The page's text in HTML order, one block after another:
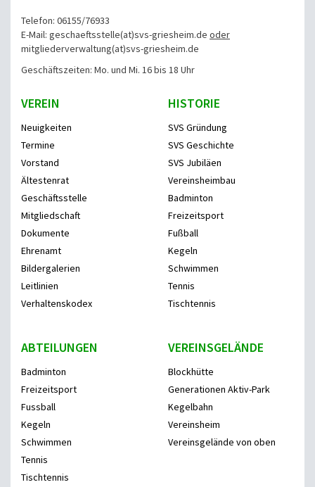
Telefon: 06155/76933
E-Mail: geschaeftsstelle(at)svs-griesheim.de oder
mitgliederverwaltung(at)svs-griesheim.de
Geschäftszeiten: Mo. und Mi. 16 bis 18 Uhr
VEREIN
Neuigkeiten
Termine
Vorstand
Ältestenrat
Geschäftsstelle
Mitgliedschaft
Dokumente
Ehrenamt
Bildergalerien
Leitlinien
Verhaltenskodex
HISTORIE
SVS Gründung
SVS Geschichte
SVS Jubiläen
Vereinsheimbau
Badminton
Freizeitsport
Fußball
Kegeln
Schwimmen
Tennis
Tischtennis
ABTEILUNGEN
Badminton
Freizeitsport
Fussball
Kegeln
Schwimmen
Tennis
Tischtennis
VEREINSGELÄNDE
Blockhütte
Generationen Aktiv-Park
Kegelbahn
Vereinsheim
Vereinsgelände von oben